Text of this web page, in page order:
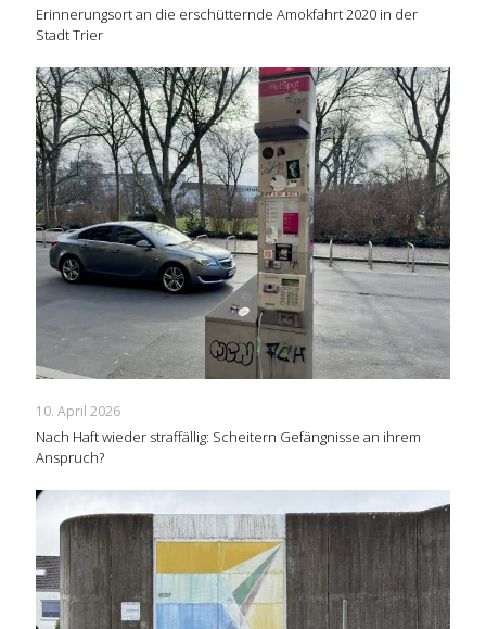
Erinnerungsort an die erschütternde Amokfahrt 2020 in der
Stadt Trier
10. April 2026
Nach Haft wieder straffällig: Scheitern Gefängnisse an ihrem
Anspruch?